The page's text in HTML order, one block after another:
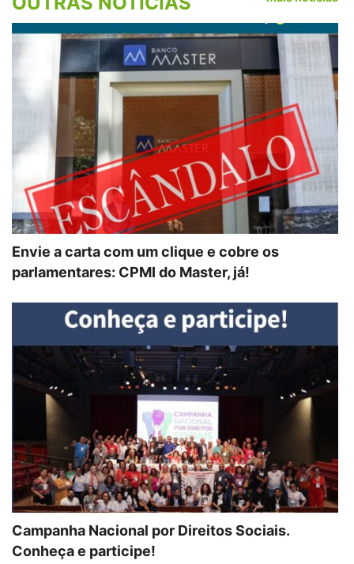
Envie a carta com um clique e cobre os
parlamentares: CPMI do Master, já!
Campanha Nacional por Direitos Sociais.
Conheça e participe!